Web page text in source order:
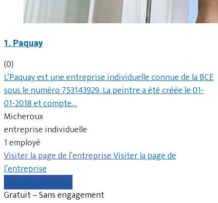
1. Paquay
(0)
L’Paquay est une entreprise individuelle connue de la BCE
sous le numéro 753143929. La peintre a été créée le 01-
01-2018 et compte…
Micheroux
entreprise individuelle
1 employé
Visiter la page de l’entrepriseVisiter la page de
l’entreprise
Comparer les devis
Gratuit – Sans engagement